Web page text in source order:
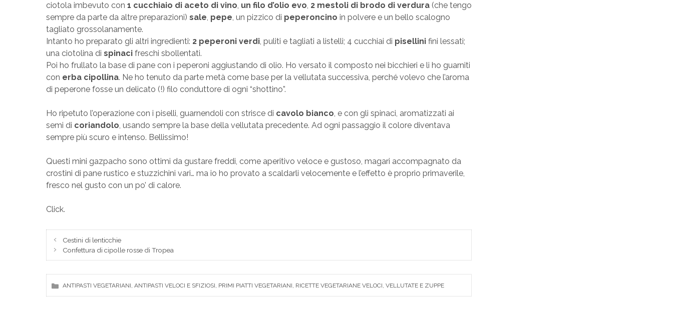
ciotola imbevuto con 1 cucchiaio di aceto di vino, un filo d’olio evo, 2 mestoli di brodo di verdura (che tengo
sempre da parte da altre preparazioni) sale, pepe, un pizzico di peperoncino in polvere e un bello scalogno
tagliato grossolanamente.
Intanto ho preparato gli altri ingredienti: 2 peperoni verdi, puliti e tagliati a listelli; 4 cucchiai di pisellini fini lessati;
una ciotolina di spinaci freschi sbollentati.
Poi ho frullato la base di pane con i peperoni aggiustando di olio. Ho versato il composto nei bicchieri e li ho guarniti
con erba cipollina. Ne ho tenuto da parte metà come base per la vellutata successiva, perché volevo che l’aroma
di peperone fosse un delicato (!) filo conduttore di ogni “shottino”.
Ho ripetuto l’operazione con i piselli, guarnendoli con strisce di cavolo bianco, e con gli spinaci, aromatizzati ai
semi di coriandolo, usando sempre la base della vellutata precedente. Ad ogni passaggio il colore diventava
sempre più scuro e intenso. Bellissimo!
Questi mini gazpacho sono ottimi da gustare freddi, come aperitivo veloce e gustoso, magari accompagnato da
crostini di pane rustico e stuzzichini vari… ma io ho provato a scaldarli velocemente e l’effetto è proprio primaverile,
fresco nel gusto con un po’ di calore.
Click.
Cestini di lenticchie
Confettura di cipolle rosse di Tropea
ANTIPASTI VEGETARIANI, ANTIPASTI VELOCI E SFIZIOSI, PRIMI PIATTI VEGETARIANI, RICETTE VEGETARIANE VELOCI, VELLUTATE E ZUPPE